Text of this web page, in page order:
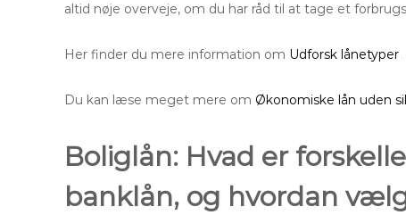
altid nøje overveje, om du har råd til at tage et
Her finder du mere information om Udforsk lånetyper
Du kan læse meget mere om Økonomiske lån uden
Boliglån: Hvad er
banklån, og hvordan